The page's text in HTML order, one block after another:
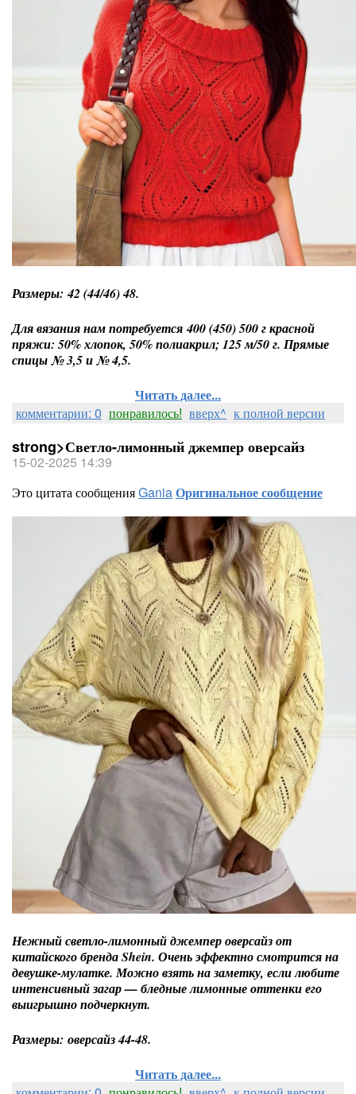
Размеры: 42 (44/46) 48.
Для вязания нам потребуется 400 (450) 500 г красной
пряжи: 50% хлопок, 50% полиакрил; 125 м/50 г. Прямые
спицы № 3,5 и № 4,5.
Читать далее...
комментарии: 0 понравилось! вверх^ к полной версии
strong>Светло-лимонный джемпер оверсайз
15-02-2025 14:39
Это цитата сообщенияGaniaОригинальное сообщение
Нежный светло-лимонный джемпер оверсайз от
китайского бренда Shein. Очень эффектно смотрится на
девушке-мулатке. Можно взять на заметку, если любите
интенсивный загар — бледные лимонные оттенки его
выигрышно подчеркнут.
Размеры: оверсайз 44-48.
Читать далее...